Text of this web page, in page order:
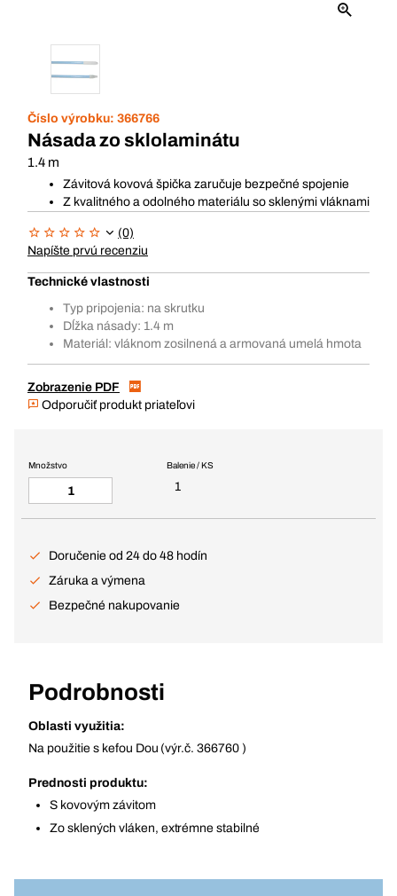
Číslo výrobku: 366766
Násada zo sklolaminátu
1.4 m
Závitová kovová špička zaručuje bezpečné spojenie
Z kvalitného a odolného materiálu so sklenými vláknami
(0)
Napíšte prvú recenziu
Technické vlastnosti
Typ pripojenia: na skrutku
Dĺžka násady: 1.4 m
Materiál: vláknom zosilnená a armovaná umelá hmota
Zobrazenie PDF
Odporučiť produkt priateľovi
Balenie / KS
1
Množstvo
Doručenie od 24 do 48 hodín
Záruka a výmena
Bezpečné nakupovanie
Podrobnosti
Oblasti využitia:
Na použitie s kefou Dou (výr.č. 366760 )
Prednosti produktu:
S kovovým závitom
Zo sklených vláken, extrémne stabilné